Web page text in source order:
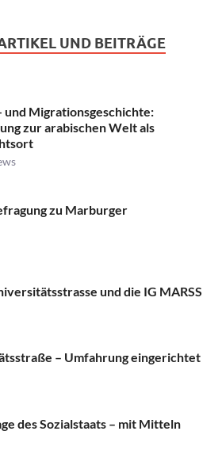
UND BEITRÄGE
und Migrationsgeschichte:
zur arabischen Welt als
zu Marburger
und die IG MARSS
­– Umfahrung eingerichtet
des Sozialstaats – mit Mitteln